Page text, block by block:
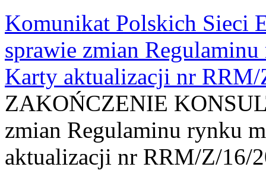
Komunikat Polskich Sieci
sprawie zmian
Karty aktualizacji nr
ZAKOŃCZENIE
zmian Regulaminu rynku
aktualizacji nr RRM/Z/16/